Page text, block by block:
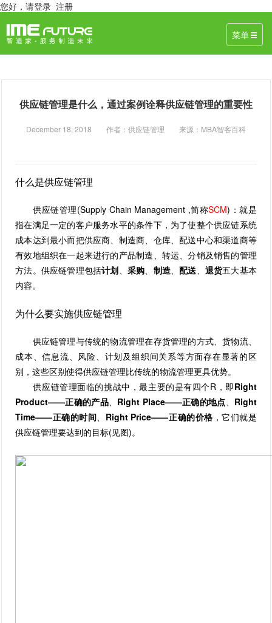
您好， 请登录 注册
菜单
供应链管理是什么，通过案例诠释供应链管理的重要性
December 18, 2018 作者：供应链管理 来源：MBA智客百科
什么是供应链管理
供应链管理(Supply Chain Management ,简称SCM)：就是
指在满足一定的客户服务水平的条件下，为了使整个供应链系统
成本达到最小而把供应商、制造商、仓库、配送中心和渠道商等
有效地组织在一起来进行的产品制造、转运、分销及销售的管理
方法。供应链管理包括计划 采购 制造、配送 退货五大基本
内容。
为什么要实施供应链管理
供应链管理与传统的物流管理在存货管理的方式、货物流、
成本、信息流、风险、计划及组织间关系等方面存在显著的区
别，这些区别使得供应链管理比传统的物流管理更具优势。
供应链管理面临的挑战中，最主要的是有四个R，即Right
Product——正确的产品
Right Place——正确的地点
Right
Time——正确的时间
Right Price——正确的价格 ，它们就是
供应链管理要达到的目标(见图)。